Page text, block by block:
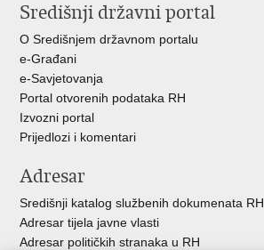
FacebookuTwitteru
Središnji državni portal
O Središnjem državnom portalu
e-Građani
e-Savjetovanja
Portal otvorenih podataka RH
Izvozni portal
Prijedlozi i komentari
Adresar
Središnji katalog službenih dokumenata RH
Adresar tijela javne vlasti
Adresar političkih stranaka u RH